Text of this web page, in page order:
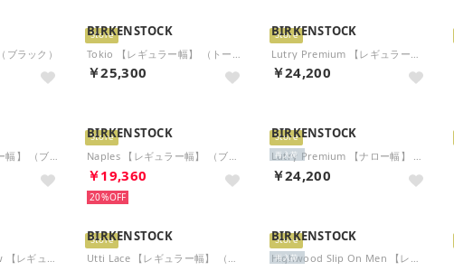
ラック）
Store
BIRKENSTOCK
￥25,300
Store
BIRKENSTOCK
￥24,200
Store
BIRKENSTOCK
￥19,360
20%
Store
BIRKENSTOCK
￥24,200
再入荷
Highwood Lace Low 【レギュラー幅】 （ブラック）
Store
BIRKENSTOCK
Utti Lace 【レギュラー幅】 （グレイ トープ）
Store
BIRKENSTOCK
Highwood Slip On Men 【レギュラー幅】 （ブラック）
再入荷